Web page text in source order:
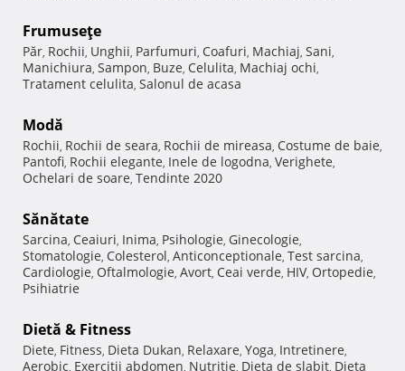
Frumuseţe
Păr, Rochii, Unghii, Parfumuri, Coafuri, Machiaj, Sani,
Manichiura, Sampon, Buze, Celulita, Machiaj ochi,
Tratament celulita, Salonul de acasa
Modă
Rochii, Rochii de seara, Rochii de mireasa, Costume de baie,
Pantofi, Rochii elegante, Inele de logodna, Verighete,
Ochelari de soare, Tendinte 2020
Sănătate
Sarcina, Ceaiuri, Inima, Psihologie, Ginecologie,
Stomatologie, Colesterol, Anticonceptionale, Test sarcina,
Cardiologie, Oftalmologie, Avort, Ceai verde, HIV, Ortopedie,
Psihiatrie
Dietă & Fitness
Diete, Fitness, Dieta Dukan, Relaxare, Yoga, Intretinere,
Aerobic, Exercitii abdomen, Nutritie, Dieta de slabit, Dieta